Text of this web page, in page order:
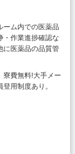
ーム内での医薬品
・作業進捗確認な
に医薬品の品質管
寮費無料!大手メー
用制度あり。